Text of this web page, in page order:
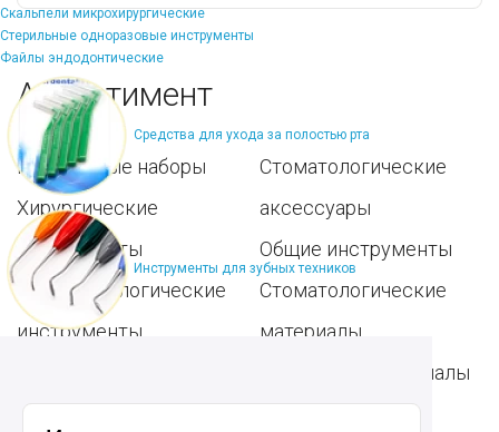
Скальпели микрохирургические
Стерильные одноразовые инструменты
Файлы эндодонтические
Средства для ухода за полостью рта
Инструменты для зубных техников
Ассортимент
Популярные наборы
Хирургические
инструменты
Пародонтологические
инструменты
Стоматологические
аксессуары
Общие инструменты
Стоматологические
материалы
Расходные материалы
для стоматологии